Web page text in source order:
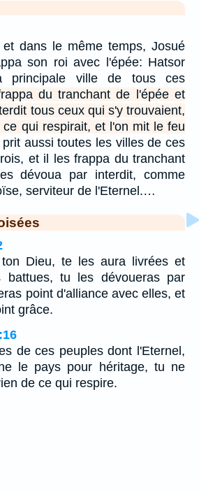
dans le même temps, Josué
son roi avec l'épée: Hatsor
principale ville de tous ces
du tranchant de l'épée et
tous ceux qui s'y trouvaient,
qui respirait, et l'on mit le feu
aussi toutes les villes de ces
et il les frappa du tranchant
dévoua par interdit, comme
serviteur de l'Eternel.…
ton Dieu, te les aura livrées et
tu les dévoueras par
point d'alliance avec elles, et
grâce.
de ces peuples dont l'Eternel,
le pays pour héritage, tu ne
de ce qui respire.